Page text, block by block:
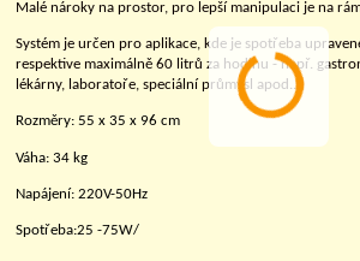
Malé nároky na prostor, pro lepšímanipulaci je na rá
Systém je určen pro aplikace, kde je spotřeba
respektive maximálně 60 litrů za hodinu -např.
lékárny, laboratoře, speciá lní průmysl apod..
Rozměry:55 x 35 x 96 cm
Váha:34 kg
Napájení: 220V-50Hz
Spotřeba:25 -75W/